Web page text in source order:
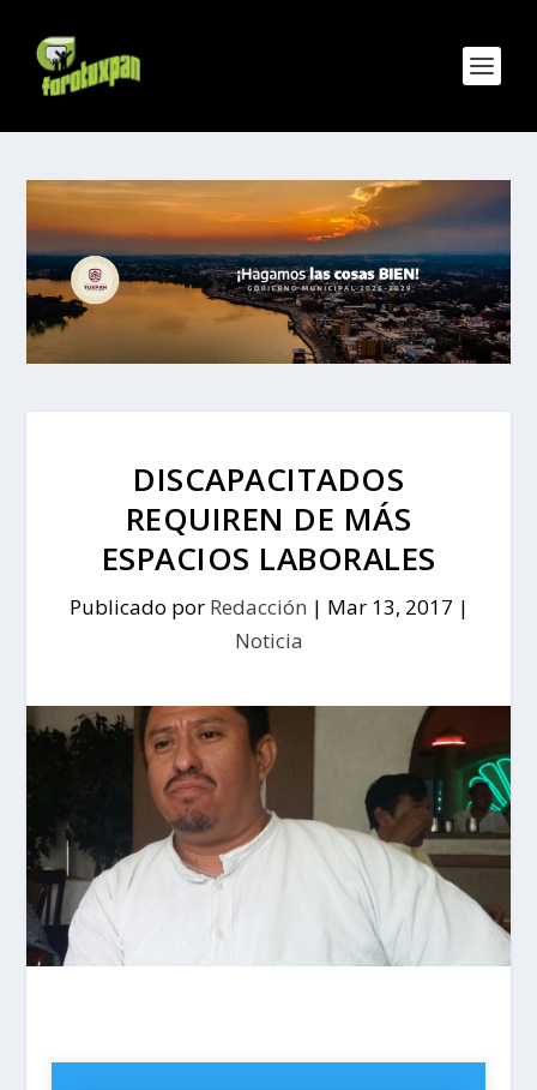
DISCAPACITADOS
REQUIREN DE MÁS
ESPACIOS LABORALES
Publicado por Redacción | Mar 13, 2017 |
Noticia